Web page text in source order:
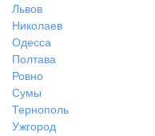
Львов
Николаев
Одесса
Полтава
Ровно
Сумы
Тернополь
Ужгород